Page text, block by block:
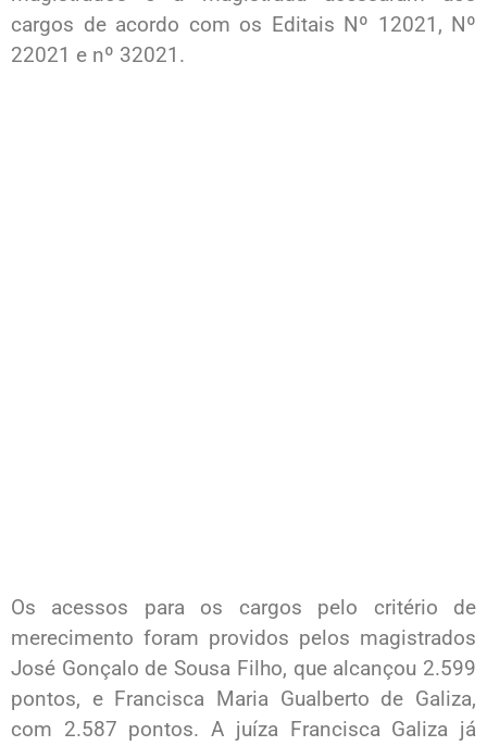
cargos de acordo com os Editais Nº 12021, Nº
22021 e nº 32021.
Os acessos para os cargos pelo critério de
merecimento foram providos pelos magistrados
José Gonçalo de Sousa Filho, que alcançou 2.599
pontos, e Francisca Maria Gualberto de Galiza,
com 2.587 pontos. A juíza Francisca Galiza já